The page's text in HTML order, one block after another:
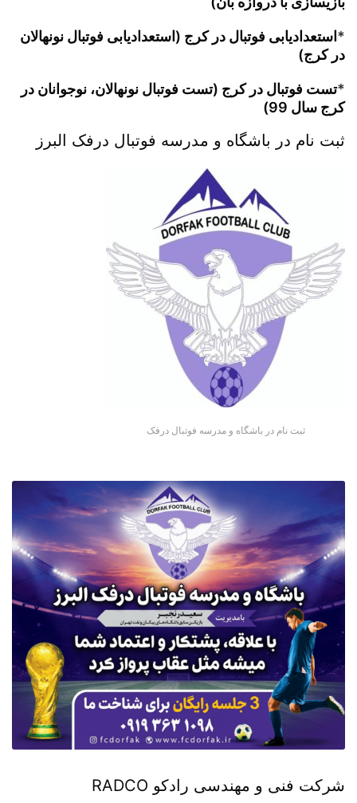
* استعدادیابی فوتبال در کرج (استعدادیابی فوتبال نونهالان
در کرج)
*تست فوتبال در کرج (تست فوتبال نونهالان، نوجوانان در
کرج سال 99)
ثبت نام در باشگاه و مدرسه فوتبال درفک البرز
ثبت نام در باشگاه و مدرسه فوتبال درفک
شرکت فنی و مهندسی رادکو RADCO